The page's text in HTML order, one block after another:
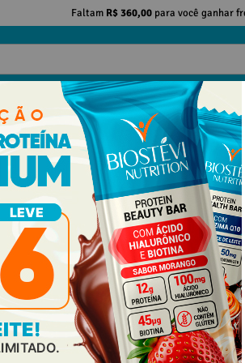
Faltam R$ 360,00para você ganhar
EMAGRECIMENTO DESEMPENHO FÍSICO